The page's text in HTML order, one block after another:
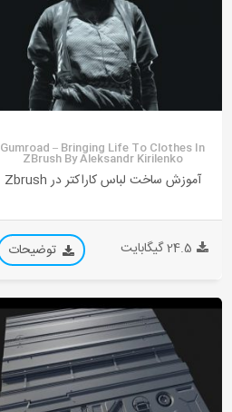
Gumroad – Bringing Life To Clothes In
ZBrush By Aleksandr Kirilenko
آموزش ساخت لباس کاراکتر در Zbrush
24.5 گیگابایت توضیحات